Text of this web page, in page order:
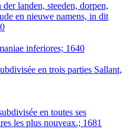
landen, steeden, dorpen,
en nieuwe namens, in dit
inferiores; 1640
en trois parties Sallant,
en toutes ses
les plus nouveax.; 1681